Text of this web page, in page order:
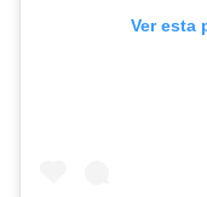
Ver esta